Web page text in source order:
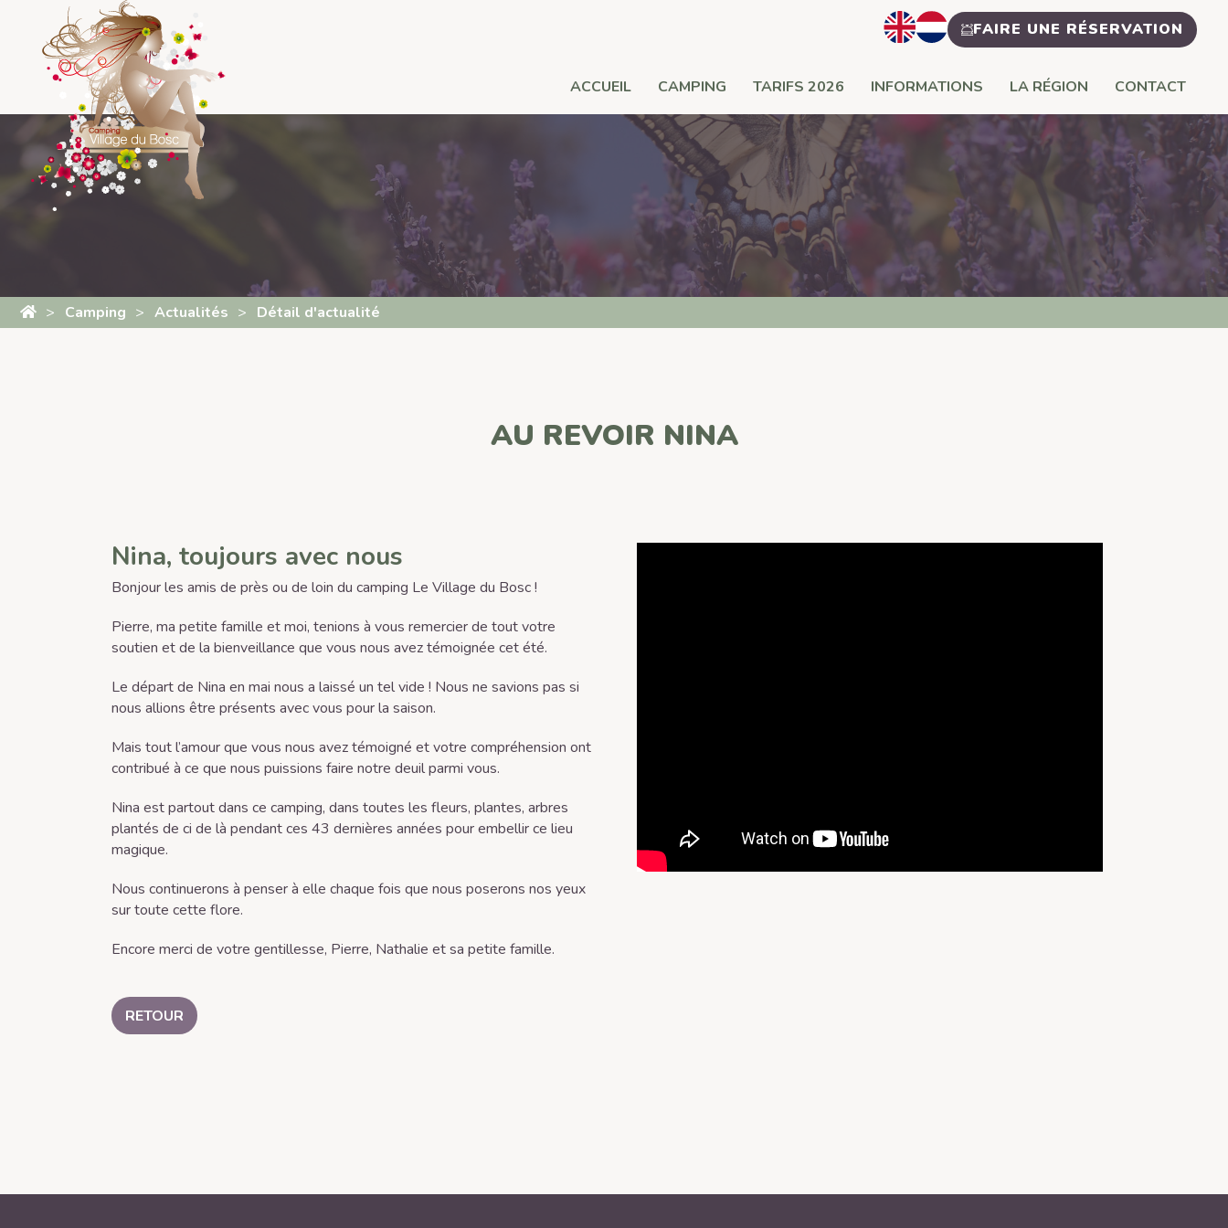
Panneau de gestion des cookies
ACCUEIL CAMPING TARIFS 2026 INFORMATIONS LA RÉGION CONTACT
FAIRE UNE RÉSERVATION
Camping Actualités Détail d'actualité
AU REVOIR NINA
Nina, toujours avec nous
Bonjour les amis de près ou de loin du camping Le Village du Bosc !
Pierre, ma petite famille et moi, tenions à vous remercier de tout votre
soutien et de la bienveillance que vous nous avez témoignée cet été.
Le départ de Nina en mai nous a laissé un tel vide ! Nous ne savions pas si
nous allions être présents avec vous pour la saison.
Mais tout l’amour que vous nous avez témoigné et votre compréhension ont
contribué à ce que nous puissions faire notre deuil parmi vous.
Nina est partout dans ce camping, dans toutes les fleurs, plantes, arbres
plantés de ci de là pendant ces 43 dernières années pour embellir ce lieu
magique.
Nous continuerons à penser à elle chaque fois que nous poserons nos yeux
sur toute cette flore.
Encore merci de votre gentillesse, Pierre, Nathalie et sa petite famille.
RETOUR